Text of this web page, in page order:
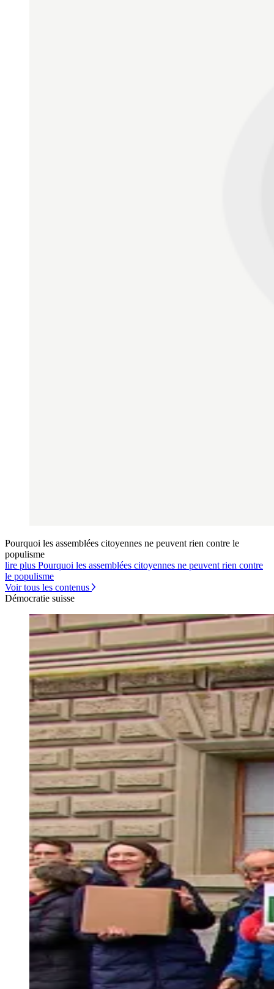
Pourquoi les assemblées citoyennes ne peuvent rien contre le
populisme
lire plus Pourquoi les assemblées citoyennes ne peuvent rien contre
le populisme
Voir tous les contenus
Démocratie suisse